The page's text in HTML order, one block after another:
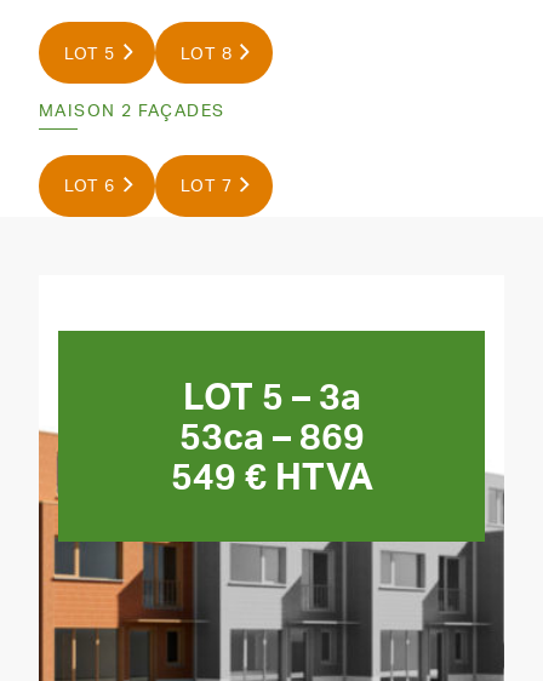
LOT 5 LOT 8
MAISON 2 FAÇADES
LOT 6 LOT 7
LOT 5 – 3a
53ca – 869
549 € HTVA